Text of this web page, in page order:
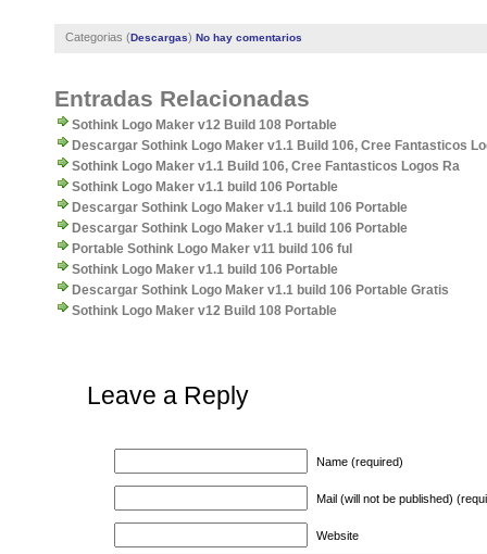
Categorias (Descargas) No hay comentarios
Entradas Relacionadas
Sothink Logo Maker v12 Build 108 Portable
Descargar Sothink Logo Maker v1.1 Build 106, Cree Fantasticos
Sothink Logo Maker v1.1 Build 106, Cree Fantasticos Logos Ra
Sothink Logo Maker v1.1 build 106 Portable
Descargar Sothink Logo Maker v1.1 build 106 Portable
Descargar Sothink Logo Maker v1.1 build 106 Portable
Portable Sothink Logo Maker v11 build 106 ful
Sothink Logo Maker v1.1 build 106 Portable
Descargar Sothink Logo Maker v1.1 build 106 Portable Gratis
Sothink Logo Maker v12 Build 108 Portable
Leave a Reply
Name (required)
Mail (will not be published)
Website